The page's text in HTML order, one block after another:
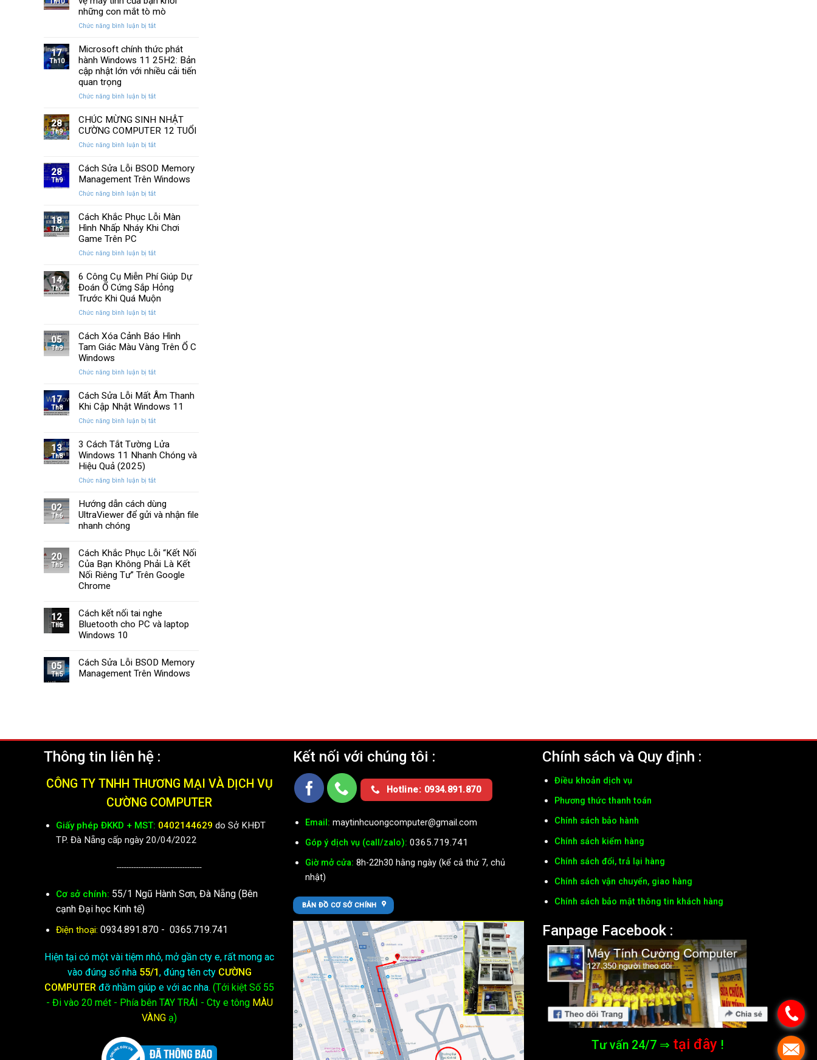
10+
mềm
tốt
nhất
phục
không
nối
được
WiFi
Th10
những con mắt tò mò
Chức năng bình luận bị tắtở
tắt
Windows
này
sẽ
vệ
tính
của
khỏi
con
mắt
tò
17
Th10
Microsoft chính thức phát
hành Windows 11 25H2: Bản
cập nhật lớn với nhiều cải tiến
quan trọng
Chức năng bình luận bị tắtở
chính
thức
hành
11
25H2:
lớn
với
cải
quan
trọng
28
Th9
CHÚC MỪNG SINH NHẬT
CƯỜNG COMPUTER 12 TUỔI
Chức năng bình luận bị tắtở
MỪNG
SINH
CƯỜNG
12
TUỔI
28
Th9
Cách Sửa Lỗi BSOD Memory
Management Trên Windows
Chức năng bình luận bị tắtở
Sửa
Lỗi
Management
Windows
18
Th9
Cách Khắc Phục Lỗi Màn
Hình Nhấp Nháy Khi Chơi
Game Trên PC
Chức năng bình luận bị tắtở
Khắc
Phục
Hình
Nháy
Khi
Trên
14
Th9
6 Công Cụ Miễn Phí Giúp Dự
Đoán Ổ Cứng Sắp Hỏng
Trước Khi Quá Muộn
Chức năng bình luận bị tắtở
Công
Cụ
Miễn
Giúp
Đoán
Ổ
Trước
Khi
Muộn
05
Th9
Cách Xóa Cảnh Báo Hình
Tam Giác Màu Vàng Trên Ổ C
Windows
Chức năng bình luận bị tắtở
Xóa
Hình
Giác
Màu
Windows
17
Th8
Cách Sửa Lỗi Mất Âm Thanh
Khi Cập Nhật Windows 11
Chức năng bình luận bị tắtở
Sửa
Lỗi
Thanh
Cập
Nhật
13
Th8
3 Cách Tắt Tường Lửa
Windows 11 Nhanh Chóng và
Hiệu Quả (2025)
Chức năng bình luận bị tắtở
Cách
Tắt
11
Nhanh
Chóng
(2025)
02
Th6
Hướng dẫn cách dùng
UltraViewer để gửi và nhận file
nhanh chóng
20
Th5
Cách Khắc Phục Lỗi “Kết Nối
Của Bạn Không Phải Là Kết
Nối Riêng Tư” Trên Google
Chrome
12
Th5
Cách kết nối tai nghe
Bluetooth cho PC và laptop
Windows 10
05
Th5
Cách Sửa Lỗi BSOD Memory
Management Trên Windows
Thông tin liên hệ :
CÔNG TY TNHH THƯƠNG MẠI VÀ DỊCH VỤ
CƯỜNG COMPUTER
Giấy phép ĐKKD + MST: 0402144629 do Sở KHĐT
TP. Đà Nẵng cấp ngày 20/04/2022
-----------------------------------
Cơ sở chính: 55/1 Ngũ Hành Sơn, Đà Nẵng (Bên
cạnh Đại học Kinh tế)
Điện thoại: 0934.891.870 - 0365.719.741
Hiện tại có một vài tiệm nhỏ, mở gần cty e, rất mong ac
vào đúng số nhà 55/1, đúng tên cty CƯỜNG
COMPUTER đỡ nhầm giúp e với ac nha. (Tới kiệt Số 55
- Đi vào 20 mét - Phía bên TAY TRÁI - Cty e tôngMÀU
VÀNG ạ)
Kết nối với chúng tôi :
Hotline: 0934.891.870
Email: maytinhcuongcomputer@gmail.com
Góp ý dịch vụ (call/zalo): 0365.719.741
Giờ mở cửa: 8h-22h30 hằng ngày (kể cả thứ 7, chủ
nhật)
BẢN ĐỒ CƠ SỞ CHÍNH
Chính sách và Quy định :
Điều khoản dịch vụ
Phương thức thanh toán
Chính sách bảo hành
Chính sách kiểm hàng
Chính sách đổi, trả lại hàng
Chính sách vận chuyển, giao hàng
Chính sách bảo mật thông tin khách hàng
Fanpage Facebook :
Tư vấn 24/7 ⇒ tại đây !